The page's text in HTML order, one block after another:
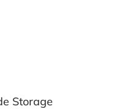
Storage